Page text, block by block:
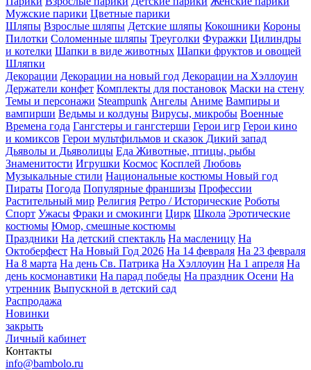
Мужские парики Цветные парики
Шляпы Взрослые шляпы Детские шляпы Кокошники Короны
Пилотки Соломенные шляпы Треуголки Фуражки Цилиндры
и котелки Шапки в виде животных Шапки фруктов и овощей
Шляпки
Декорации Декорации на новый год Декорации на Хэллоуин
Держатели конфет Комплекты для постановок Маски на стену
Темы и персонажи Steampunk Ангелы Аниме Вампиры и
вампирши Ведьмы и колдуны Вирусы, микробы Военные
Времена года Гангстеры и гангстерши Герои игр Герои кино
и комиксов Герои мультфильмов и сказок Дикий запад
Дьяволы и Дьяволицы Еда Животные, птицы, рыбы
Знаменитости Игрушки Космос Косплей Любовь
Музыкальные стили Национальные костюмы Новый год
Пираты Погода Популярные франшизы Профессии
Растительный мир Религия Ретро / Исторические Роботы
Спорт Ужасы Фраки и смокинги Цирк Школа Эротические
костюмы Юмор, смешные костюмы
Праздники На детский спектакль На масленицу На
Октоберфест На Новый Год 2026 На 14 февраля На 23 февраля
На 8 марта На день Св. Патрика На Хэллоуин На 1 апреля На
день космонавтики На парад победы На праздник Осени На
утренник Выпускной в детский сад
Распродажа
Новинки
закрыть
Личный кабинет
Контакты
info@bambolo.ru